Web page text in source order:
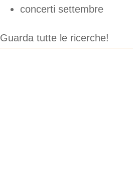
concerti settembre
Guarda tutte le ricerche!